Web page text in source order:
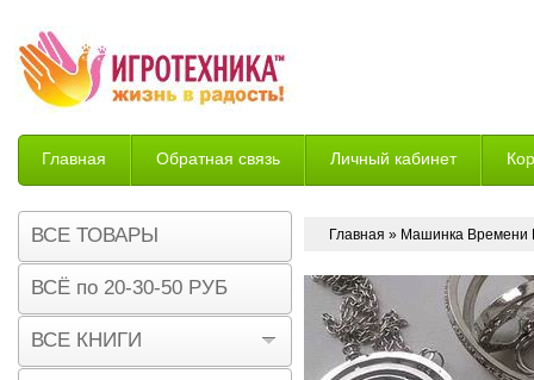
Главная Обратная связь Личный кабинет
Возврат
Главная » Машинка Времени
ВСЕ ТОВАРЫ
ВСЁ по 20-30-50 РУБ
ВСЕ КНИГИ